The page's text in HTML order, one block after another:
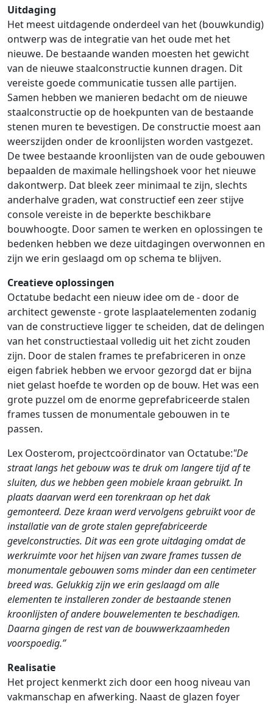
Uitdaging
Het meest uitdagende onderdeel van het (bouwkundig)
ontwerp was de integratie van het oude met het
nieuwe. De bestaande wanden moesten het gewicht
van de nieuwe staalconstructie kunnen dragen. Dit
vereiste goede communicatie tussen alle partijen.
Samen hebben we manieren bedacht om de nieuwe
staalconstructie op de hoekpunten van de bestaande
stenen muren te bevestigen. De constructie moest aan
weerszijden onder de kroonlijsten worden vastgezet.
De twee bestaande kroonlijsten van de oude gebouwen
bepaalden de maximale hellingshoek voor het nieuwe
dakontwerp. Dat bleek zeer minimaal te zijn, slechts
anderhalve graden, wat constructief een zeer stijve
console vereiste in de beperkte beschikbare
bouwhoogte. Door samen te werken en oplossingen te
bedenken hebben we deze uitdagingen overwonnen en
zijn we erin geslaagd om op schema te blijven.
Creatieve oplossingen
Octatube bedacht een nieuw idee om de - door de
architect gewenste - grote lasplaatelementen zodanig
van de constructieve ligger te scheiden, dat de delingen
van het constructiestaal volledig uit het zicht zouden
zijn. Door de stalen frames te prefabriceren in onze
eigen fabriek hebben we ervoor gezorgd dat er bijna
niet gelast hoefde te worden op de bouw. Het was een
grote puzzel om de enorme geprefabriceerde stalen
frames tussen de monumentale gebouwen in te
passen.
Lex Oosterom, projectcoördinator van Octatube:"De
straat langs het gebouw was te druk om langere tijd af te
sluiten, dus we hebben geen mobiele kraan gebruikt. In
plaats daarvan werd een torenkraan op het dak
gemonteerd. Deze kraan werd vervolgens gebruikt voor de
installatie van de grote stalen geprefabriceerde
gevelconstructies. Dit was een grote uitdaging omdat de
werkruimte voor het hijsen van zware frames tussen de
monumentale gebouwen soms minder dan een centimeter
breed was. Gelukkig zijn we erin geslaagd om alle
elementen te installeren zonder de bestaande stenen
kroonlijsten of andere bouwelementen te beschadigen.
Daarna gingen de rest van de bouwwerkzaamheden
voorspoedig.”
Realisatie
Het project kenmerkt zich door een hoog niveau van
vakmanschap en afwerking. Naast de glazen foyer